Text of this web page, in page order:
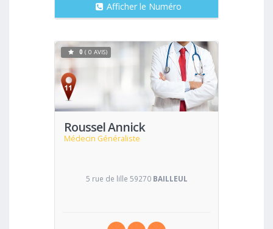
Afficher le Numéro
Roussel Annick
Médecin Généraliste
Voir
0 ( 0 AVIS)
5 rue de lille 59270 BAILLEUL